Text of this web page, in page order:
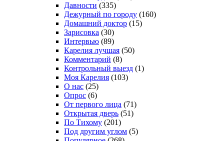
Давности (335)
Дежурный по городу (160)
Домашний доктор (15)
Зарисовка (30)
Интервью (89)
Карелия лучшая (50)
Комментарий (8)
Контрольный выезд (1)
Моя Карелия (103)
О нас (25)
Опрос (6)
От первого лица (71)
Открытая дверь (51)
По Тихому (201)
Под другим углом (5)